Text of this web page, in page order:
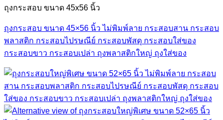
ถุงกระสอบ ขนาด 45x56 นิ้ว
ถุงกระสอบ ขนาด 45×56 นิ้ว ไม่พิมพ์ลาย กระสอบสาน กระสอบ
พลาสติก กระสอบไปรษณีย์ กระสอบพัสดุ กระสอบใส่ของ
กระสอบขาว กระสอบเปล่า ถุงพลาสติกใหญ่ ถุงใส่ของ